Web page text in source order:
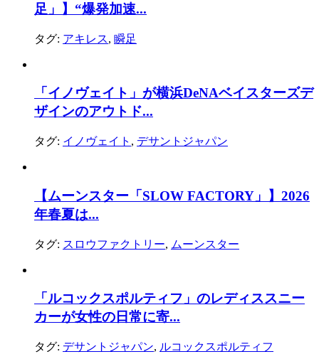
足」】“爆発加速...
タグ: アキレス, 瞬足
「イノヴェイト」が横浜DeNAベイスターズデ
ザインのアウトド...
タグ: イノヴェイト , デサントジャパン
【ムーンスター「SLOW FACTORY」】2026
年春夏は...
タグ: スロウファクトリー, ムーンスター
「ルコックスポルティフ」のレディススニー
カーが女性の日常に寄...
タグ: デサントジャパン, ルコックスポルティフ